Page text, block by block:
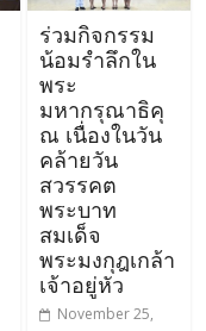
ร่วมกิจกรรม
น้อมรำลึกใน
พระ
มหากรุณาธิคุ
ณ เนื่องในวัน
คล้ายวัน
สวรรคต
พระบาท
สมเด็จ
พระมงกุฎเกล้า
เจ้าอยู่หัว
November 25,